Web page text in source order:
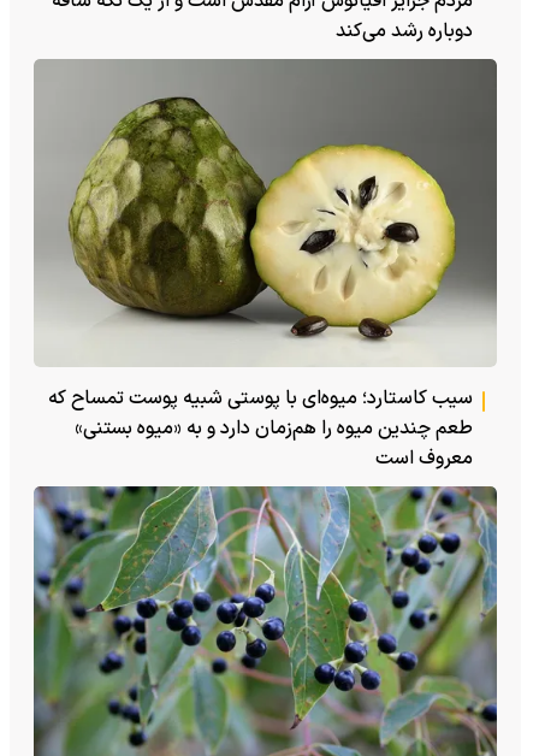
دوباره رشد می‌کند
سیب کاستارد؛ میوه‌ای با پوستی شبیه پوست تمساح که
طعم چندین میوه را هم‌زمان دارد و به «میوه بستنی»
معروف است